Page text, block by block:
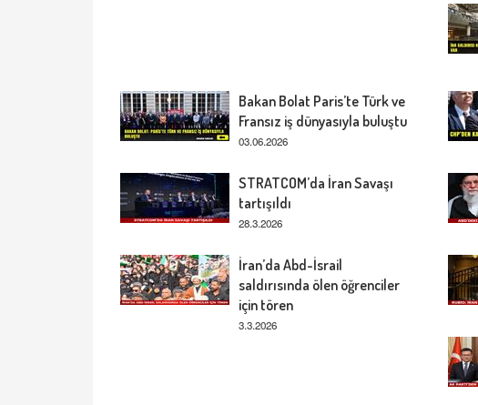
Bakan Bolat Paris’te Türk ve
Fransız iş dünyasıyla buluştu
03.06.2026
STRATCOM’da İran Savaşı
tartışıldı
28.3.2026
İran’da Abd-İsrail
saldırısında ölen öğrenciler
için tören
3.3.2026